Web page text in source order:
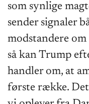
som synlige
sender signaler
modstandere
så kan Trump
handler om, at
første række.